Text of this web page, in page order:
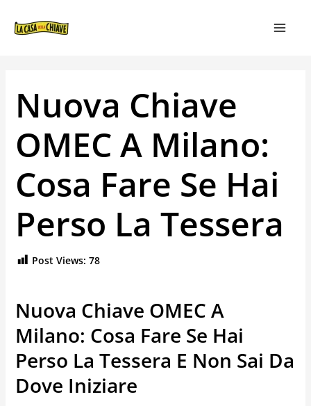
Nuova Chiave
OMEC A Milano:
Cosa Fare Se Hai
Perso La Tessera
Post Views: 78
Nuova Chiave OMEC A
Milano: Cosa Fare Se Hai
Perso La Tessera E Non Sai Da
Dove Iniziare
ARTICOLI